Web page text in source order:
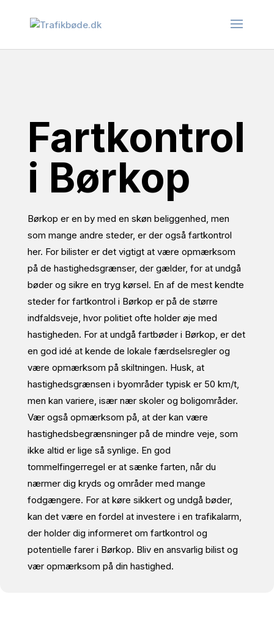
Fartkontrol
i Børkop
Børkop er en by med en skøn beliggenhed, men
som mange andre steder, er der også fartkontrol
her. For bilister er det vigtigt at være opmærksom
på de hastighedsgrænser, der gælder, for at undgå
bøder og sikre en tryg kørsel. En af de mest kendte
steder for fartkontrol i Børkop er på de større
indfaldsveje, hvor politiet ofte holder øje med
hastigheden. For at undgå fartbøder i Børkop, er det
en god idé at kende de lokale færdselsregler og
være opmærksom på skiltningen. Husk, at
hastighedsgrænsen i byområder typisk er 50 km/t,
men kan variere, især nær skoler og boligområder.
Vær også opmærksom på, at der kan være
hastighedsbegrænsninger på de mindre veje, som
ikke altid er lige så synlige. En god
tommelfingerregel er at sænke farten, når du
nærmer dig kryds og områder med mange
fodgængere. For at køre sikkert og undgå bøder,
kan det være en fordel at investere i en trafikalarm,
der holder dig informeret om fartkontrol og
potentielle farer i Børkop. Bliv en ansvarlig bilist og
vær opmærksom på din hastighed.